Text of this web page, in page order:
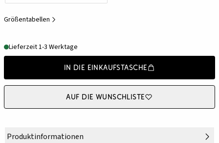
Größentabellen
Lieferzeit 1-3 Werktage
In die Einkaufstasche
Auf die Wunschliste
Produktinformationen